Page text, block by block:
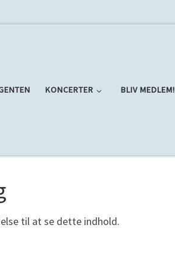
KONCERTER BLIV MEDLEM!
til at se dette indhold.